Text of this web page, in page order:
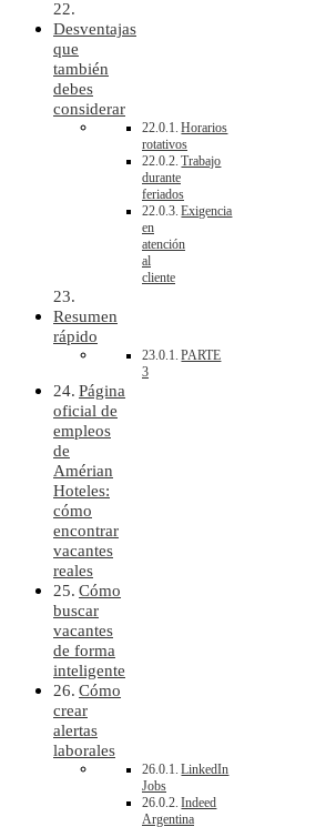
Desventajas
que
también
debes
considerar
Horarios
rotativos
Trabajo
durante
feriados
Exigencia
en
atención
al
cliente
Resumen
rápido
PARTE
3
Página
oficial de
empleos
de
Amérian
Hoteles:
cómo
encontrar
vacantes
reales
Cómo
buscar
vacantes
de forma
inteligente
Cómo
crear
alertas
laborales
LinkedIn
Jobs
Indeed
Argentina